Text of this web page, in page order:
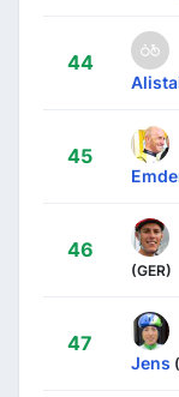
44
45
46
(GER)
47
Jens